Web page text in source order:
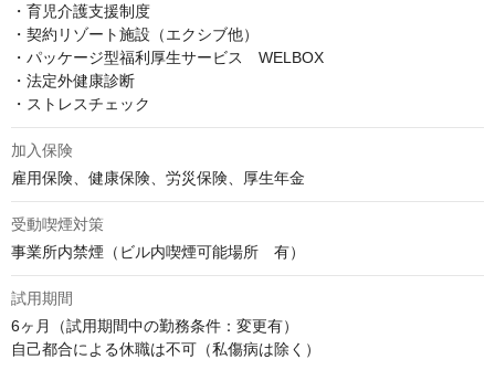
・育児介護支援制度
・契約リゾート施設（エクシブ他）
・パッケージ型福利厚生サービス　WELBOX
・法定外健康診断
・ストレスチェック
加入保険
雇用保険、健康保険、労災保険、厚生年金
受動喫煙対策
事業所内禁煙（ビル内喫煙可能場所　有）
試用期間
6ヶ月（試用期間中の勤務条件：変更有）
自己都合による休職は不可（私傷病は除く）